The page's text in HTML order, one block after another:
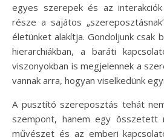
egyes szerepek és az interakciók
része a sajátos
életünket alakítja. Gondoljunk csak
hierarchiákban, a baráti
viszonyokban is megjelennek a
vannak arra, hogyan viselkedünk
A pusztító szereposztás tehát
szempont, hanem egy összetett
művészet és az emberi